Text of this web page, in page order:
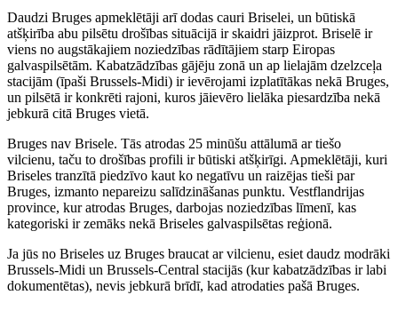
Daudzi Bruges apmeklētāji arī dodas cauri Briselei, un būtiskā
atšķirība abu pilsētu drošības situācijā ir skaidri jāizprot. Briselē ir
viens no augstākajiem noziedzības rādītājiem starp Eiropas
galvaspilsētām. Kabatzādzības gājēju zonā un ap lielajām dzelzceļa
stacijām (īpaši Brussels-Midi) ir ievērojami izplatītākas nekā Bruges,
un pilsētā ir konkrēti rajoni, kuros jāievēro lielāka piesardzība nekā
jebkurā citā Bruges vietā.
Bruges nav Brisele. Tās atrodas 25 minūšu attālumā ar tiešo
vilcienu, taču to drošības profili ir būtiski atšķirīgi. Apmeklētāji, kuri
Briseles tranzītā piedzīvo kaut ko negatīvu un raizējas tieši par
Bruges, izmanto nepareizu salīdzināšanas punktu. Vestflandrijas
province, kur atrodas Bruges, darbojas noziedzības līmenī, kas
kategoriski ir zemāks nekā Briseles galvaspilsētas reģionā.
Ja jūs no Briseles uz Bruges braucat ar vilcienu, esiet daudz modrāki
Brussels-Midi un Brussels-Central stacijās (kur kabatzādzības ir labi
dokumentētas), nevis jebkurā brīdī, kad atrodaties pašā Bruges.